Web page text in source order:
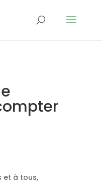
et à tous,